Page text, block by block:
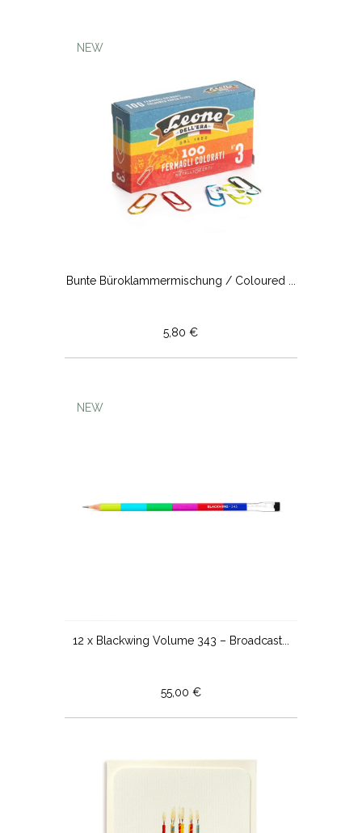
NEW
Bunte Büroklammermischung / Coloured ...
5,80 €
NEW
12 x Blackwing Volume 343 – Broadcast...
55,00 €